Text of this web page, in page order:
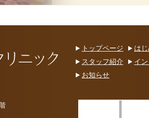
トップページ は
スタッフ紹介
イ
お知らせ